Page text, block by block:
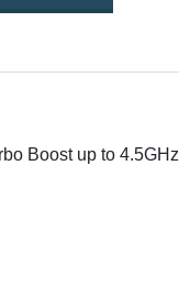
Boost up to 4.5GHz